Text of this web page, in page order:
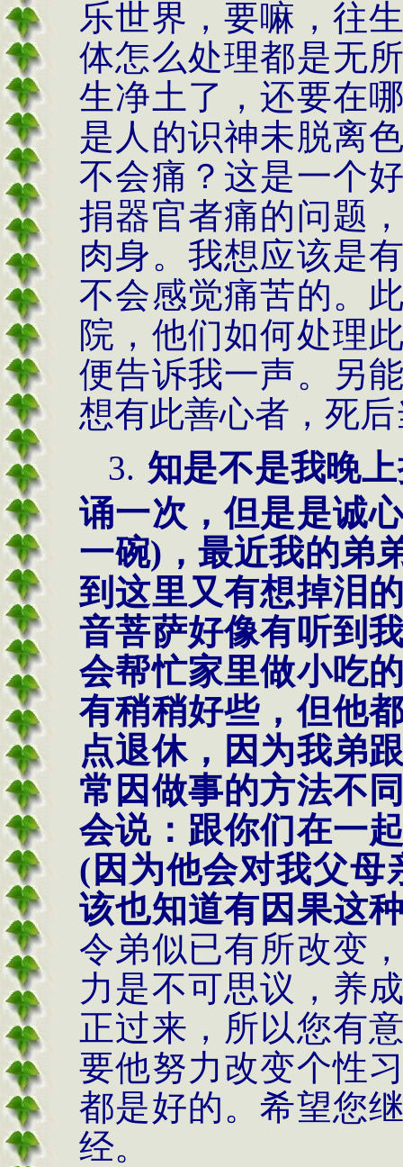
乐世界，要嘛，往
体怎么处理都是无
生净土了，还要在
是人的识神未脱离
不会痛？这是一个
捐器官者痛的问题
肉身。我想应该是
不会感觉痛苦的。
院，他们如何处理
便告诉我一声。另
想有此善心者，死
3. 知是不是我晚
诵一次，但是是诚
一碗) ，最近我的弟
到这里又有想掉泪
音菩萨好像有听到
会帮忙家里做小吃
有稍稍好些，但他
点退休，因为我弟
常因做事的方法不
会说：跟你们在一
( 因为他会对我父母
该也知道有因果这
令弟似已有所改变
力是不可思议，养
正过来，所以您有
要他努力改变个性
都是好的。希望您
经。